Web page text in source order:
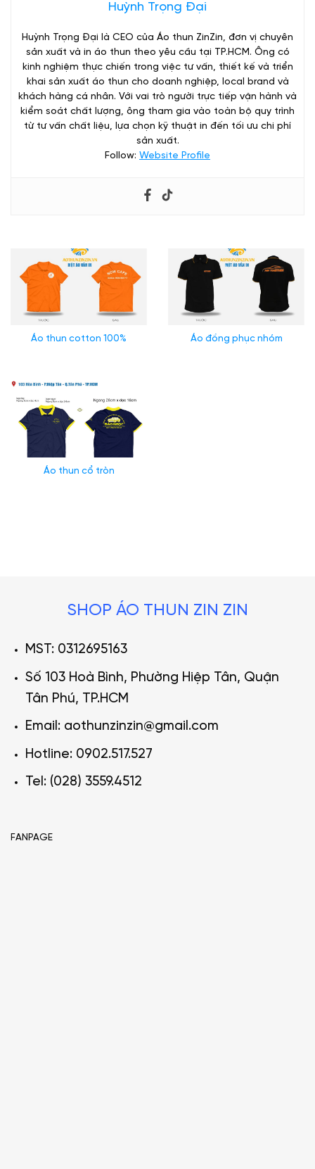
Huỳnh Trọng Đại
Huỳnh Trọng Đại là CEO của Áo thun ZinZin, đơn vị chuyên
sản xuất và in áo thun theo yêu cầu tại TP.HCM. Ông có
kinh nghiệm thực chiến trong việc tư vấn, thiết kế và triển
khai sản xuất áo thun cho doanh nghiệp, local brand và
khách hàng cá nhân. Với vai trò người trực tiếp vận hành và
kiểm soát chất lượng, ông tham gia vào toàn bộ quy trình
từ tư vấn chất liệu, lựa chọn kỹ thuật in đến tối ưu chi phí
sản xuất.
Follow: Website Profile
Áo thun cotton 100% Áo đồng phục nhóm
Áo thun cổ tròn
SHOP ÁO THUN ZIN ZIN
MST: 0312695163
Số 103 Hoà Bình, Phường Hiệp Tân, Quận
Tân Phú, TP.HCM
Email: aothunzinzin@gmail.com
Hotline: 0902.517.527
Tel: (028) 3559.4512
FANPAGE